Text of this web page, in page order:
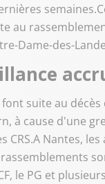
au
Dame-des-
suite au
à cause d'une
CRS.A Nantes,
le PG et